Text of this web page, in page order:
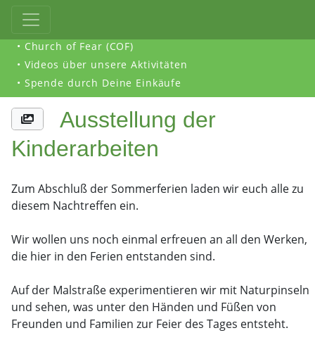
• Church of Fear (COF)
• Videos über unsere Aktivitäten
• Spende durch Deine Einkäufe
Ausstellung der
Kinderarbeiten
Zum Abschluß der Sommerferien laden wir euch alle zu
diesem Nachtreffen ein.
Wir wollen uns noch einmal erfreuen an all den Werken,
die hier in den Ferien entstanden sind.
Auf der Malstraße experimentieren wir mit Naturpinseln
und sehen, was unter den Händen und Füßen von
Freunden und Familien zur Feier des Tages entsteht.